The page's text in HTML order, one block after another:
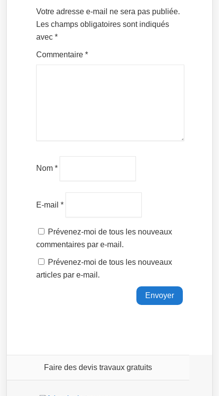
Votre adresse e-mail ne sera pas publiée.
Les champs obligatoires sont indiqués
avec*
Commentaire*
Nom*
E-mail*
Prévenez-moi de tous les nouveaux
commentaires par e-mail.
Prévenez-moi de tous les nouveaux
articles par e-mail.
Faire des devis travaux gratuits